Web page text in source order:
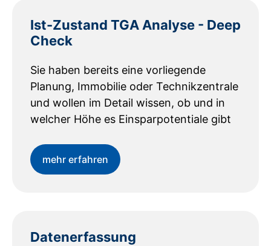
Ist-Zustand TGA Analyse - Deep
Check
Sie haben bereits eine vorliegende
Planung, Immobilie oder Technikzentrale
und wollen im Detail wissen, ob und in
welcher Höhe es Einsparpotentiale gibt
mehr erfahren
Datenerfassung